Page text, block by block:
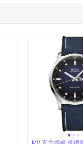
M2 官方授權 送禮